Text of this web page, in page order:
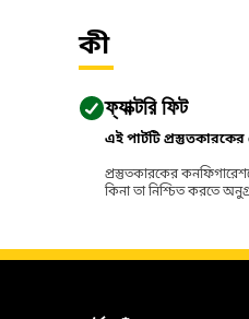
কী
ফ্যাক্টরি ফিট
এই পার্টটি
প্রস্তুতকারকের
কিনা তা নিশ্চিত করতে